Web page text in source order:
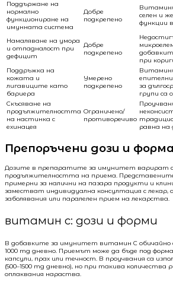
Поддържане на
нормално
функциониране на
имунната система
Добре
подкрепено
Витамини
селен и
функции
Намаляване на умора
и отпадналост при
дефицит
Добре
подкрепено
при
Поддръжка на
кожата и
лигавиците като
бариера
Умерено
подкрепено
за
групи са
Скъсяване на
продължителността
на настинка с
ехинацея
Ограничено/
противоречиво
равна на
Препоръчени дози и
Дозите в препаратите за имунитет варират
продължителността на приема.
примерни за налични на пазара продукти и
заместват индивидуална консултация с лекар,
заболявания или паралелен прием на лекарства.
витамин c: дози и форми
В добавките за имунитет витамин C обичайно
1000 mg дневно. Приемът може да бъде под
капсули, прах или течност. В проучвания са
(500–1500 mg дневно), но при такива
оплаквания нараства.